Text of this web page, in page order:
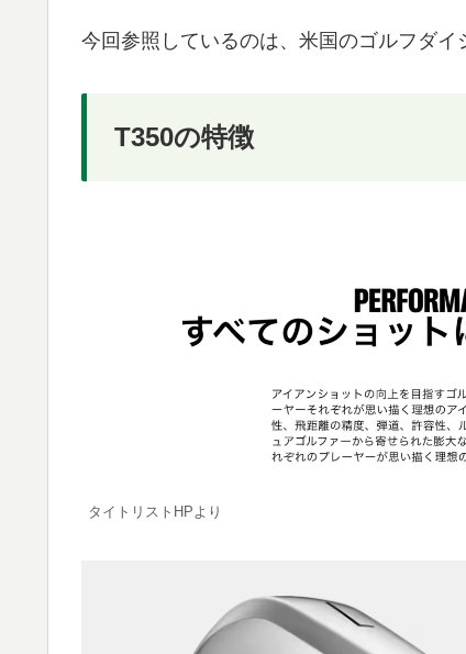
今回参照しているのは、米国のゴルフダイ
T350の特徴
タイトリストHPより